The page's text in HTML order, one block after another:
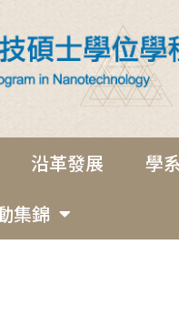
沿革發展 學
集錦